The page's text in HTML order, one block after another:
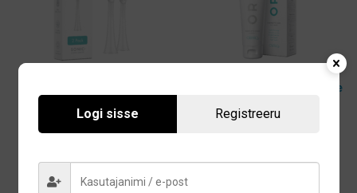
hambaharja otsikud (2tk) -
Lisa korvi
Ordo hambapasta Complete
Care 80ml
Logi sisse Registreeru